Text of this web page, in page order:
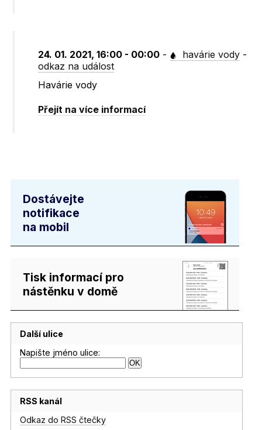
24. 01. 2021, 16:00 - 00:00 - havárie vody -
odkaz na událost
Havárie vody
Přejít na více informací
Dostávejte
notifikace
na mobil
Tisk informací pro
nástěnku v domě
Další ulice
Napište jméno ulice:
RSS kanál
Odkaz do RSS čtečky